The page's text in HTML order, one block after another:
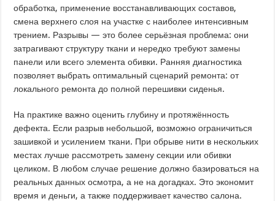
обработка, применение восстанавливающих составов,
смена верхнего слоя на участке с наиболее интенсивным
трением. Разрывы — это более серьёзная проблема: они
затрагивают структуру ткани и нередко требуют замены
панели или всего элемента обивки. Ранняя диагностика
позволяет выбрать оптимальный сценарий ремонта: от
локального ремонта до полной перешивки сиденья.
На практике важно оценить глубину и протяжённость
дефекта. Если разрыв небольшой, возможно ограничиться
зашивкой и усилением ткани. При обрыве нити в нескольких
местах лучше рассмотреть замену секции или обивки
целиком. В любом случае решение должно базироваться на
реальных данных осмотра, а не на догадках. Это экономит
время и деньги, а также поддерживает качество салона.